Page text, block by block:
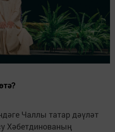
Чаллы татар дәүләт
Хәбетдинованың